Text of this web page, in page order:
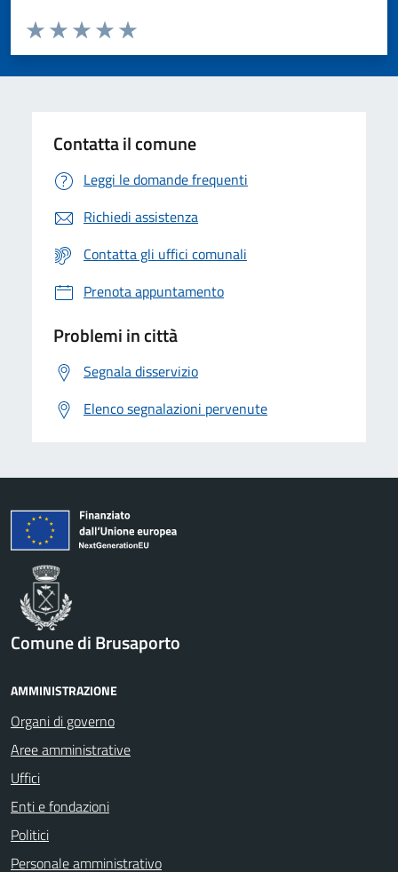
Valuta da 1 a 5 stelle la pagina
Valuta 5 stelle su 5
Valuta 4 stelle su 5
Valuta 3 stelle su 5
Valuta 2 stelle su 5
Valuta 1 stelle su 5
Contatta il comune
Leggi le domande frequenti
Richiedi assistenza
Contatta gli uffici comunali
Prenota appuntamento
Problemi in città
Segnala disservizio
Elenco segnalazioni pervenute
Comune di Brusaporto
AMMINISTRAZIONE
Organi di governo
Aree amministrative
Uffici
Enti e fondazioni
Politici
Personale amministrativo